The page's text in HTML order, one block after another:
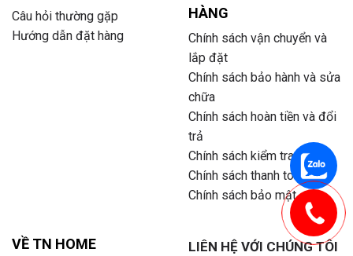
Câu hỏi thường gặp
Hướng dẫn đặt hàng
HÀNG
Chính sách vận chuyển và
lắp đặt
Chính sách bảo hành và sửa
chữa
Chính sách hoàn tiền và đổi
trả
Chính sách kiểm tra hàng
Chính sách thanh toán
Chính sách bảo mật
VỀ TN HOME LIÊN HỆ VỚI CHÚNG TÔI